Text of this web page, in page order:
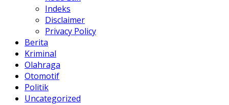
Indeks
Disclaimer
Privacy Policy
Berita
Kriminal
Olahraga
Otomotif
Politik
Uncategorized